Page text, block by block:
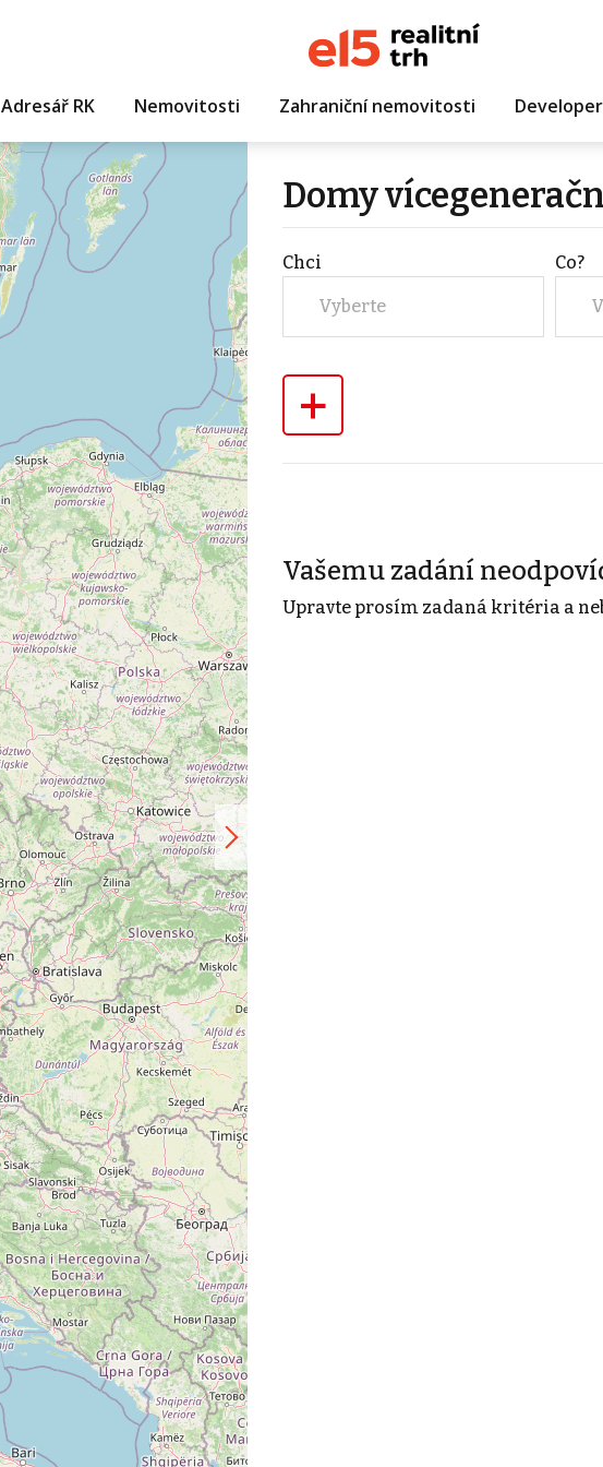
Adresář RK Nemovitosti Zahraniční nemovitosti
Domy
Chci
Vyberte
Co?
+
Vašemu zadání
Upravte prosím zadaná kritéria a